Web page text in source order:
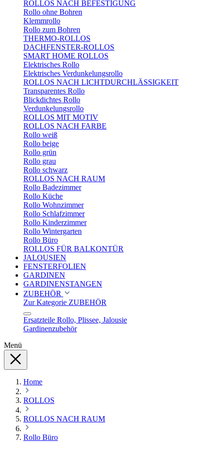
ROLLOS NACH BEFESTIGUNG
Rollo ohne Bohren
Klemmrollo
Rollo zum Bohren
THERMO-ROLLOS
DACHFENSTER-ROLLOS
SMART HOME ROLLOS
Elektrisches Rollo
Elektrisches Verdunkelungsrollo
ROLLOS NACH LICHTDURCHLÄSSIGKEIT
Transparentes Rollo
Blickdichtes Rollo
Verdunkelungsrollo
ROLLOS MIT MOTIV
ROLLOS NACH FARBE
Rollo weiß
Rollo beige
Rollo grün
Rollo grau
Rollo schwarz
ROLLOS NACH RAUM
Rollo Badezimmer
Rollo Küche
Rollo Wohnzimmer
Rollo Schlafzimmer
Rollo Kinderzimmer
Rollo Wintergarten
Rollo Büro
ROLLOS FÜR BALKONTÜR
JALOUSIEN
FENSTERFOLIEN
GARDINEN
GARDINENSTANGEN
ZUBEHÖR
Zur Kategorie ZUBEHÖR
Ersatzteile Rollo, Plissee, Jalousie
Gardinenzubehör
Menü
Home
ROLLOS
ROLLOS NACH RAUM
Rollo Büro